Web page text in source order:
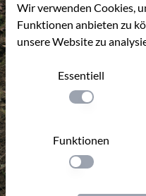
Wir verwenden Cookies,
Funktionen anbieten zu
unsere Website zu
Essentiell
Einstellung
Funktionen
Einstellung